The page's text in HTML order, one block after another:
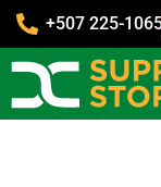
+507 225-